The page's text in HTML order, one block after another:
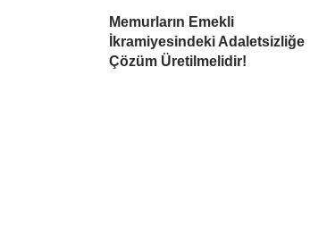
Memurların Emekli
İkramiyesindeki Adaletsizliğe
Çözüm Üretilmelidir!